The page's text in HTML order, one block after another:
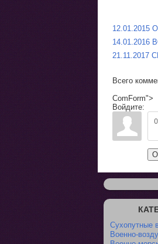
12.01.2015
14.01.2016
21.11.2017
Всего
ComForm">
Войдите:
Сухопутные
Военно-